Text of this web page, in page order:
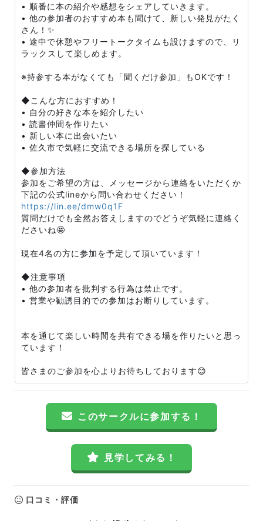
• 順番に本の紹介や感想をシェアしていきます。
• 他の参加者のおすすめ本も聞けて、新しい発見がたく
さん！✨
• 途中で休憩やフリートークタイムも設けますので、リ
ラックスして楽しめます。
※持参する本がなくても「聞くだけ参加」もOKです！
◆こんな方におすすめ！
• 自分の好きな本を紹介したい
• 読書仲間を作りたい
• 新しい本に出会いたい
• 佐久市で気軽に交流できる場所を探している
◆参加方法
参加をご希望の方は、メッセージから連絡をいただくか
下記の公式lineから問い合わせください！
https://lin.ee/dmw0q1F
質問だけでも全然お答えしますのでどうぞ気軽に連絡く
ださいね🤩
現在4名の方に参加を予定して頂いています！
◆注意事項
• 他の参加者を批判する行為は禁止です。
• 営業や勧誘目的での参加はお断りしています。
本を通じて楽しい時間を共有できる場を作りたいと思っ
ています！
皆さまのご参加を心よりお待ちしております😊
このサークルに参加する！
見学してみる！
口コミ・評価